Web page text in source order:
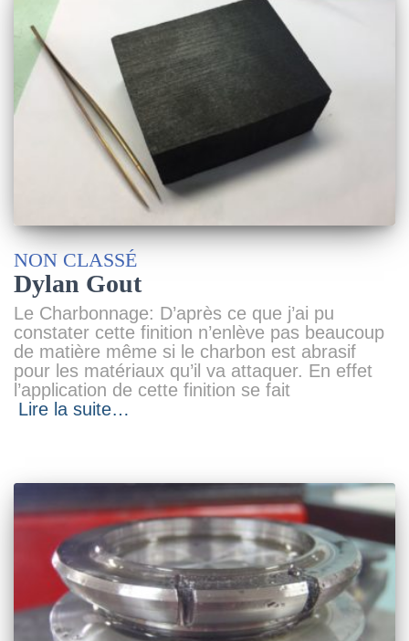
NON CLASSÉ
Dylan Gout
Le Charbonnage: D’après ce que j’ai pu
constater cette finition n’enlève pas beaucoup
de matière même si le charbon est abrasif
pour les matériaux qu’il va attaquer. En effet
l’application de cette finition se fait
Lire la suite…